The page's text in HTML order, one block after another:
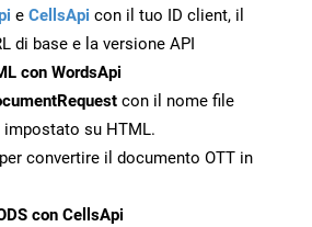
e CellsApi con il tuo ID client, il
di base e la versione API
con WordsApi
con il nome file
su HTML.
convertire il documento OTT in
con CellsApi